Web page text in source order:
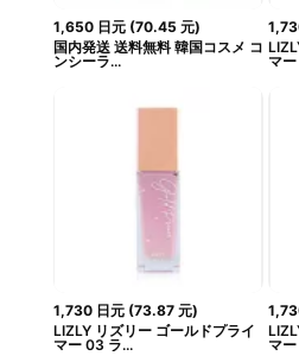
1,650 日元(70.45 元)
国内発送 送料無料 韓国コスメ コ
ンシーラ...
マ
1,730 日元(73.87 元)
LIZLY リズリー ゴールドプライ
マー 03 ラ...
マ